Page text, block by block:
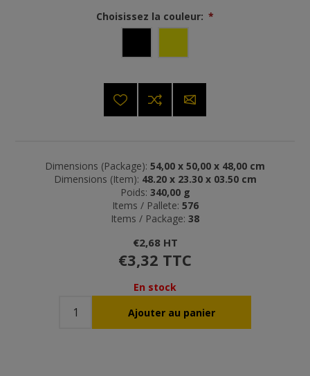
Choisissez la couleur: *
Dimensions (Package): 54,00 x 50,00 x 48,00 cm
Dimensions (Item): 48.20 x 23.30 x 03.50 cm
Poids: 340,00 g
Items / Pallete: 576
Items / Package: 38
€2,68 HT
€3,32 TTC
En stock